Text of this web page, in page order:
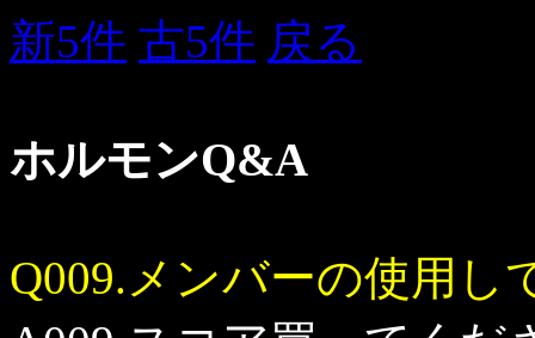
新5件 古5件 戻る
ホルモンQ&A
Q009.メンバーの使用し